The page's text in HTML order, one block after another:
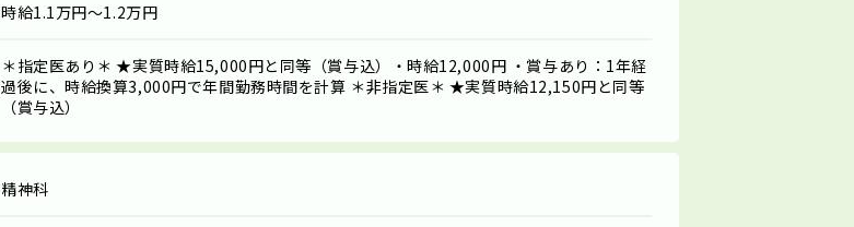
時給1.1万円～1.2万円
＊指定医あり＊ ★実質時給15,000円と同等（賞与込）・時給12,000円 ・賞与あり：1年経
過後に、時給換算3,000円で年間勤務時間を計算 ＊非指定医＊ ★実質時給12,150円と同等
（賞与込）
精神科